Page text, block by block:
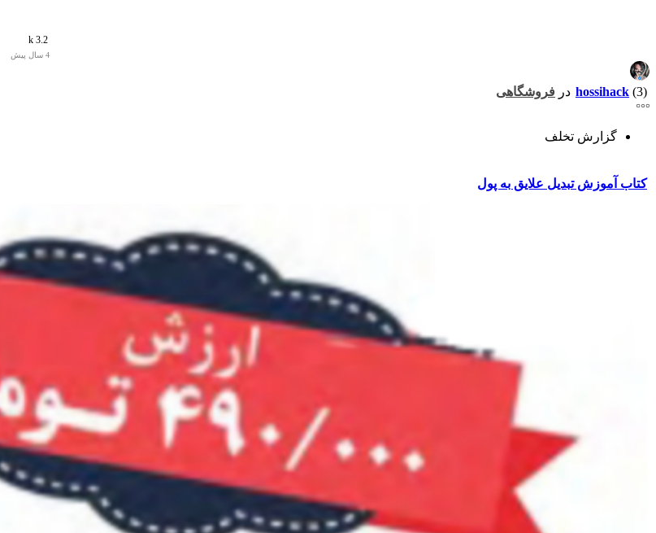
3.2 k
4 سال پیش
hossihack (3) در فروشگاهی
گزارش تخلف
کتاب آموزش تبدیل علایق به پول